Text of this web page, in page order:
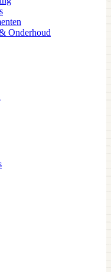
Onderhoud